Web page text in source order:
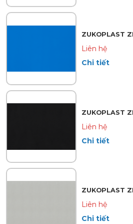
ZUKOPLAST
Liên hệ
Chi tiết
ZUKOPLAST
Liên hệ
Chi tiết
ZUKOPLAST
Liên hệ
Chi tiết